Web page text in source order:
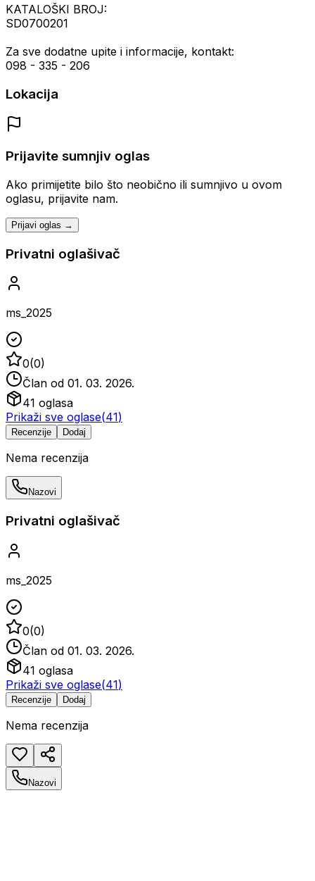
KATALOŠKI BROJ:
SD0700201
Za sve dodatne upite i informacije, kontakt:
098 - 335 - 206
Lokacija
Prijavite sumnjiv oglas
Ako primijetite bilo što neobično ili sumnjivo u ovom
oglasu, prijavite nam.
Prijavi oglas →
Privatni oglašivač
ms_2025
0(0)
Član od 01. 03. 2026.
41 oglasa
Prikaži sve oglase(41)
Recenzije Dodaj
Nema recenzija
Nazovi
Privatni oglašivač
ms_2025
0(0)
Član od 01. 03. 2026.
41 oglasa
Prikaži sve oglase(41)
Recenzije Dodaj
Nema recenzija
Nazovi